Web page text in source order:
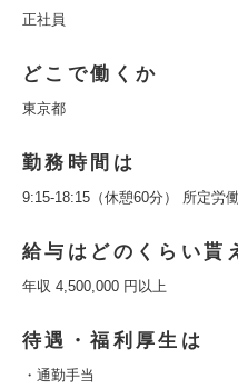
正社員
どこで働くか
東京都
勤務時間は
9:15-18:15（休憩60分） 所定労
給与はどのくらい貰
年収 4,500,000 円以上
待遇・福利厚生は
・通勤手当